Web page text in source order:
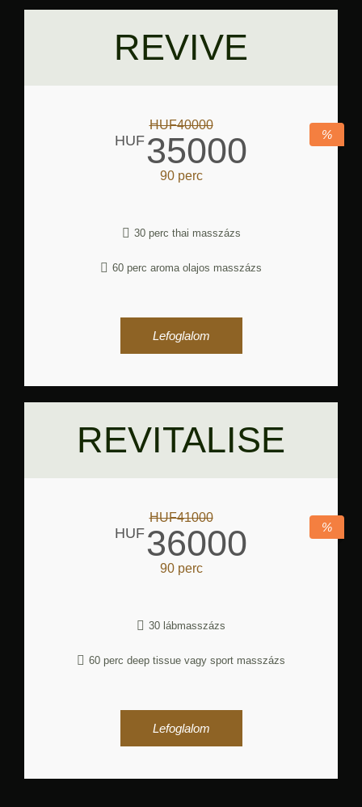
REVIVE
HUF40000
HUF 35000
90 perc
30 perc thai masszázs
60 perc aroma olajos masszázs
Lefoglalom
%
REVITALISE
HUF41000
HUF 36000
90 perc
30 lábmasszázs
60 perc deep tissue vagy sport masszázs
Lefoglalom
%